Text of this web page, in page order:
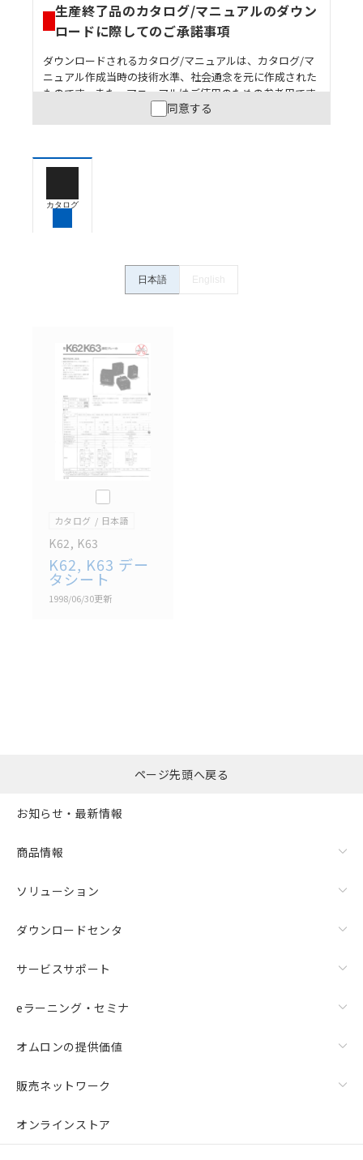
生産終了品のカタログ/マニュアルのダウン
ロードに際してのご承諾事項
ダウンロードされるカタログ/マニュアルは、カタログ/マ
ニュアル作成当時の技術水準、社会通念を元に作成された
ものです。また、マニュアルはご使用のための参考用です
ので、ご使用にあたっての安全性については十分にご配慮
ください。以下の内容をご承諾の上、ご利用ください。
うな用途に使用される場合には、システム全体として
保できるよう設計されていること、および本製品が全
ていることを、必ず事前に確認してください。
ン事例は参考用ですので、ご採用に際しては機器・装
置の機能や安全性をご確認のうえご使用ください。・
ている可能性がありますがご容赦ください。
記載されているサービス内容や連絡先等は作成当時の
ものであり、変更・改定させていただいている可能性
があります。改めて当サイトの掲載内容をご確認のう
え、ご用命下さいますようお願いいたします。
同意する
カタログ
日本語 English
このカタログを選択
カタログ 日本語
K62, K63
K62, K63 デー
タシート
1998/06/30更新
括ダウンロード
ページ先頭へ戻る
お知らせ・最新情報
商品情報
ソリューション
ダウンロードセンタ
サービスサポート
eラーニング・セミナ
オムロンの提供価値
販売ネットワーク
オンラインストア